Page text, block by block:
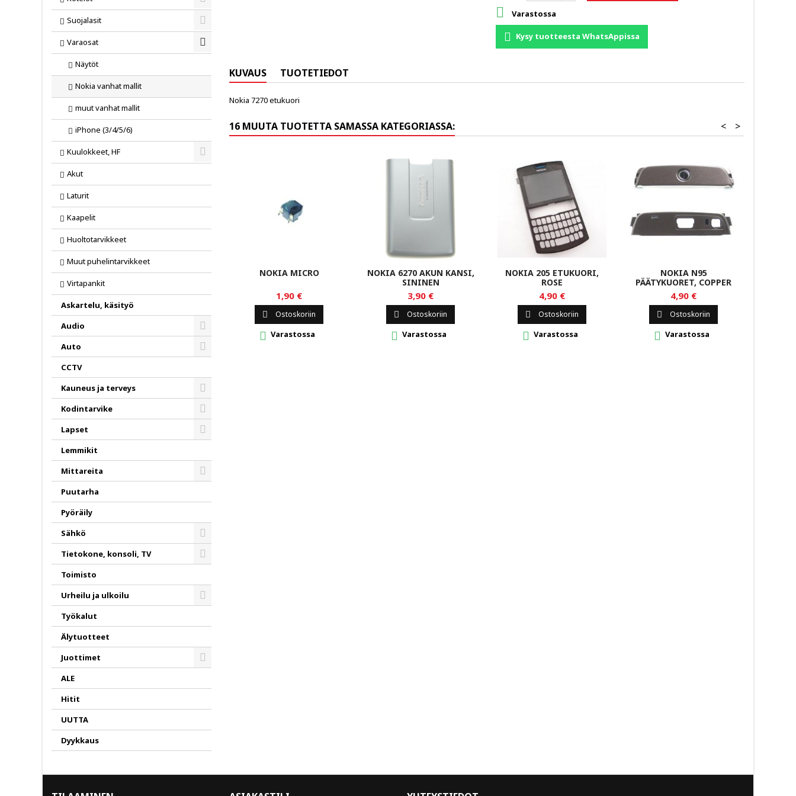
Toggle
Suojalasit
Toggle
Varaosat
Toggle
Näytöt
Nokia vanhat mallit
muut vanhat mallit
iPhone (3/4/5/6)
Kuulokkeet, HF
Toggle
Akut
Laturit
Kaapelit
Huoltotarvikkeet
Muut puhelintarvikkeet
Virtapankit
Askartelu, käsityö
Audio
Toggle
Auto
CCTV
Kauneus ja terveys
Toggle
Kodintarvike
Toggle
Lapset
Lemmikit
Mittareita
Puutarha
Pyöräily
Sähkö
Toggle
Tietokone, konsoli, TV
Toimisto
Urheilu ja ulkoilu
Työkalut
Älytuotteet
Juottimet
ALE
Hitit
UUTTA
Dyykkaus
 Varastossa
Kysy tuotteesta WhatsAppissa
KUVAUS TUOTETIEDOT
Nokia 7270 etukuori
16 MUUTA TUOTETTA SAMASSA KATEGORIASSA: >
<
NOKIA MICRO
1,90 €
 Ostoskoriin
 Varastossa
NOKIA 6270 AKUN KANSI,
SININEN
3,90 €
 Ostoskoriin
 Varastossa
NOKIA 205 ETUKUORI,
ROSE
4,90 €
 Ostoskoriin
 Varastossa
NOKIA N95
PÄÄTYKUORET, COPPER
4,90 €
 Ostoskoriin
 Varastossa